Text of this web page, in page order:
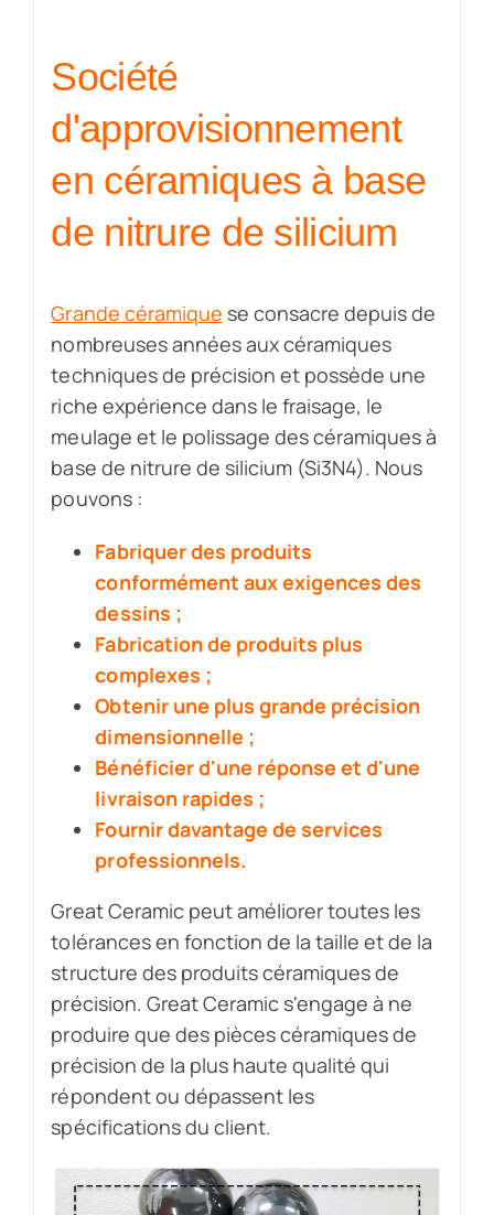
Société
d'approvisionnement
en céramiques à base
de nitrure de silicium
Grande céramique se consacre depuis de
nombreuses années aux céramiques
techniques de précision et possède une
riche expérience dans le fraisage, le
meulage et le polissage des céramiques à
base de nitrure de silicium (Si3N4). Nous
pouvons :
Fabriquer des produits
conformément aux exigences des
dessins ;
Fabrication de produits plus
complexes ;
Obtenir une plus grande précision
dimensionnelle ;
Bénéficier d'une réponse et d'une
livraison rapides ;
Fournir davantage de services
professionnels.
Great Ceramic peut améliorer toutes les
tolérances en fonction de la taille et de la
structure des produits céramiques de
précision. Great Ceramic s'engage à ne
produire que des pièces céramiques de
précision de la plus haute qualité qui
répondent ou dépassent les
spécifications du client.